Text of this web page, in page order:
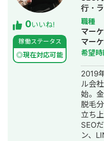
ング
上げ
によ
を統括。 その後
ファ
円企
員直
0いいね!
稼働ステータス
◎現在対応可能
行・
作・
築・
職種
マー
マー
希望
2019
ル会
始。
脱毛
立ち
SEO
ン、